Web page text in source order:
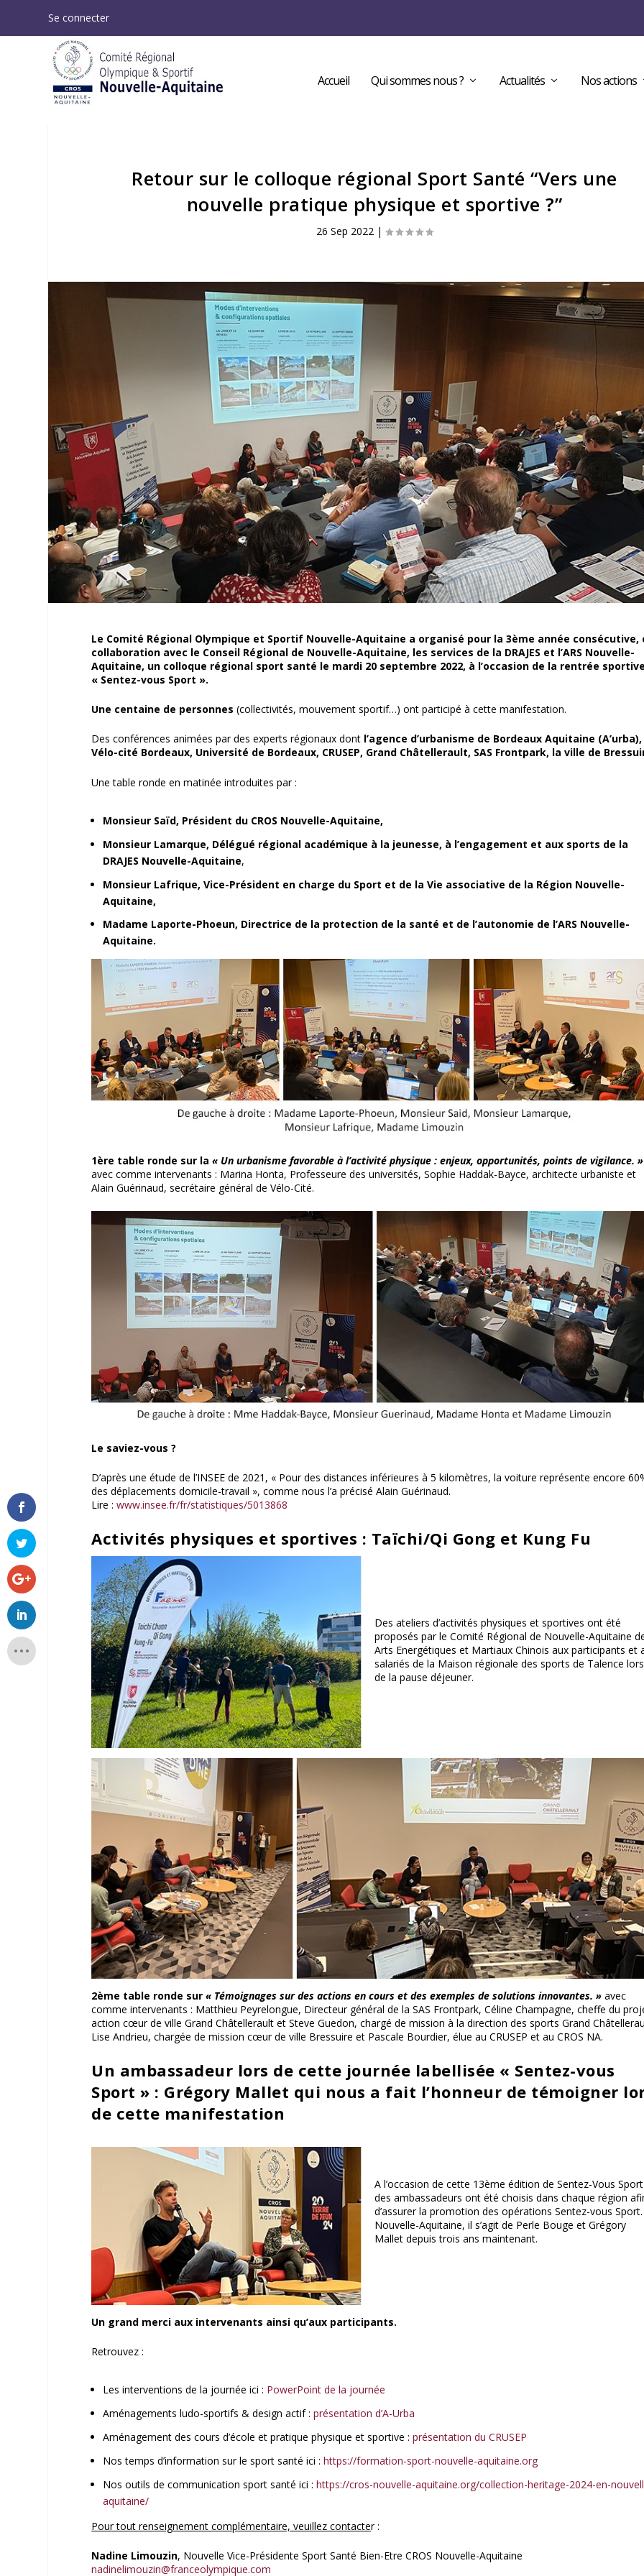
Se connecter
Accueil Qui sommes nous ? Actualités Nos actions
Retour sur le colloque régional Sport Santé “Vers une
nouvelle pratique physique et sportive ?”
26 Sep 2022|
Le Comité Régional Olympique et Sportif Nouvelle-Aquitaine a organisé pour la 3ème année consécutive,
collaboration avec le Conseil Régional de Nouvelle-Aquitaine, les services de la DRAJES et l’ARS Nouvelle-
Aquitaine, un colloque régional sport santé le mardi 20 septembre 2022, à l’occasion de la rentrée
« Sentez-vous Sport ».
Une centaine de personnes(collectivités, mouvement sportif…) ont participé à cette manifestation.
Des conférences animées par des experts régionaux dont l’agence d’urbanisme de Bordeaux Aquitaine (A’urba),
Vélo-cité Bordeaux, Université de Bordeaux, CRUSEP, Grand Châtellerault, SAS Frontpark, la ville de
Une table ronde en matinée introduites par :
Monsieur Saïd, Président du CROS Nouvelle-Aquitaine,
Monsieur Lamarque, Délégué régional académique à la jeunesse, à l’engagement et aux sports de la
DRAJES Nouvelle-Aquitaine,
Monsieur Lafrique, Vice-Président en charge du Sport et de la Vie associative de la Région Nouvelle-
Aquitaine,
Madame Laporte-Phoeun, Directrice de la protection de la santé et de l’autonomie de l’ARS Nouvelle-
Aquitaine.
1ère table ronde sur la« Un urbanisme favorable à l’activité physique : enjeux, opportunités, points de vigilance. »
avec comme intervenants : Marina Honta, Professeure des universités, Sophie Haddak-Bayce, architecte urbaniste et
Alain Guérinaud, secrétaire général de Vélo-Cité.
Le saviez-vous ?
D’après une étude de l’INSEE de 2021, « Pour des distances inférieures à 5 kilomètres, la voiture représente encore
des déplacements domicile-travail », comme nous l’a précisé Alain Guérinaud.
Lire :www.insee.fr/fr/statistiques/5013868
Activités physiques et sportives : Taïchi/Qi Gong et Kung Fu
Des ateliers d’activités physiques et sportives ont été
proposés par le Comité Régional de Nouvelle-Aquitaine
Arts Energétiques et Martiaux Chinois aux participants et
salariés de la Maison régionale des sports de Talence lors
de la pause déjeuner.
2ème table ronde sur« Témoignages sur des actions en cours et des exemples de solutions innovantes. » avec
comme intervenants : Matthieu Peyrelongue, Directeur général de la SAS Frontpark, Céline Champagne, cheffe du
action cœur de ville Grand Châtellerault et Steve Guedon, chargé de mission à la direction des sports Grand
Lise Andrieu, chargée de mission cœur de ville Bressuire et Pascale Bourdier, élue au CRUSEP et au CROS NA.
Un ambassadeur lors de cette journée labellisée « Sentez-vous
Sport » : Grégory Mallet qui nous a fait l’honneur de témoigner
de cette manifestation
A l’occasion de cette 13ème édition de Sentez-Vous
des ambassadeurs ont été choisis dans chaque région
d’assurer la promotion des opérations Sentez-vous Sport.
Nouvelle-Aquitaine, il s’agit de Perle Bouge et Grégory
Mallet depuis trois ans maintenant.
Un grand merci aux intervenants ainsi qu’aux participants.
Retrouvez :
Les interventions de la journée ici : PowerPoint de la journée
Aménagements ludo-sportifs & design actif :présentation d’A-Urba
Aménagement des cours d’école et pratique physique et sportive :présentation du CRUSEP
Nos temps d’information sur le sport santé ici :https://formation-sport-nouvelle-aquitaine.org
Nos outils de communication sport santé ici :https://cros-nouvelle-aquitaine.org/collection-heritage-2024-en-
aquitaine/
Pour tout renseignement complémentaire, veuillez contacter :
Nadine Limouzin, Nouvelle Vice-Présidente Sport Santé Bien-Etre CROS Nouvelle-Aquitaine
nadinelimouzin@franceolympique.com